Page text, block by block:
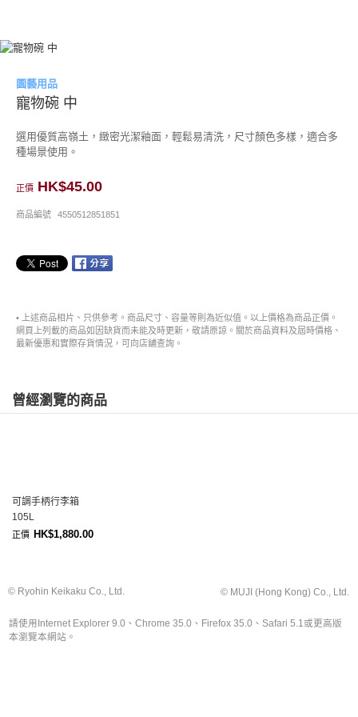
園藝用品
寵物碗 中
選用優質高嶺土，緻密光潔釉面，輕鬆易清洗，尺寸顏色多樣，適合多
種場景使用。
正價 HK$45.00
商品編號 4550512851851
• 上述商品相片、只供參考。商品尺寸、容量等則為近似值。以上價格為商品正價。
網頁上列載的商品如因缺貨而未能及時更新，敬請原諒。關於商品資料及屆時價格、
最新優惠和實際存貨情況，可向店舖查詢。
曾經瀏覽的商品
可調手柄行李箱
105L
正價 HK$1,880.00
© Ryohin Keikaku Co., Ltd. © MUJI (Hong Kong) Co., Ltd.
請使用Internet Explorer 9.0、Chrome 35.0、Firefox 35.0、Safari 5.1或更高版
本瀏覽本網站。